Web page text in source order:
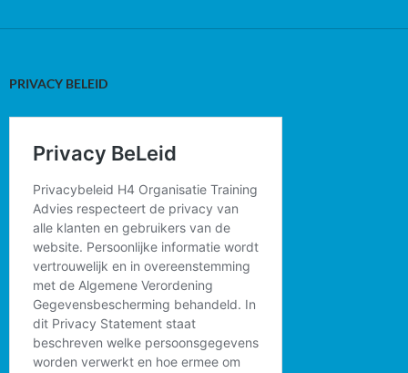
PRIVACY BELEID